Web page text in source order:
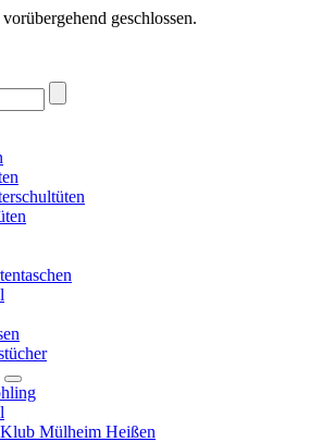
geschlossen.
Mülheim Heißen